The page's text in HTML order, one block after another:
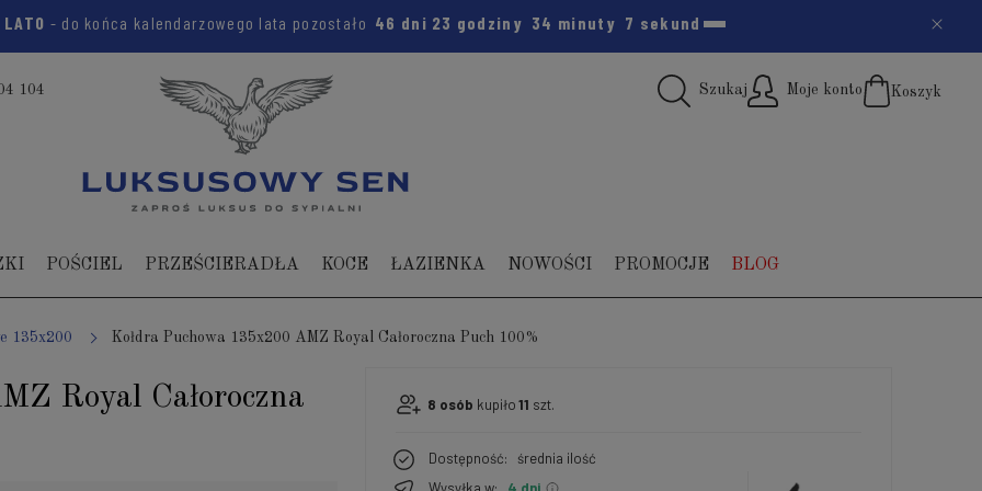
LATO - do końca kalendarzowego lata pozostało 46 dni 23 godziny 34 minuty 6 sekund
104 Szukaj Moje konto Koszyk
POŚCIEL PRZEŚCIERADŁA KOCE ŁAZIENKA NOWOŚCI PROMOCJE BLOG
135x200 Kołdra Puchowa 135x200 AMZ Royal Całoroczna Puch 100%
Royal Całoroczna 8 osób kupiło11 szt.
Dostępność:
średnia ilość